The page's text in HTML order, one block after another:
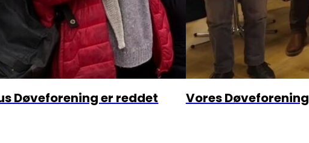
Døveforening er reddet Vores Døveforening